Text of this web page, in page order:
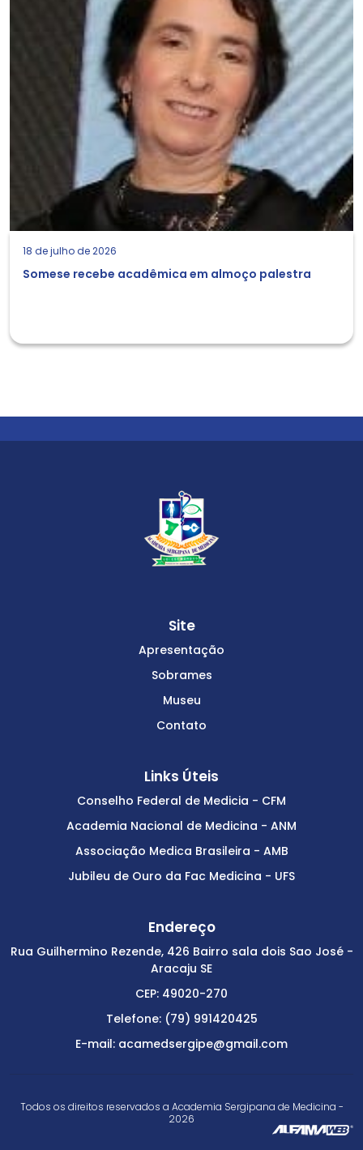
18 de julho de 2026
Somese recebe acadêmica em almoço palestra
Site
Apresentação
Sobrames
Museu
Contato
Links Úteis
Conselho Federal de Medicia - CFM
Academia Nacional de Medicina - ANM
Associação Medica Brasileira - AMB
Jubileu de Ouro da Fac Medicina - UFS
Endereço
Rua Guilhermino Rezende, 426 Bairro sala dois Sao José -
Aracaju SE
CEP: 49020-270
Telefone: (79) 991420425
E-mail: acamedsergipe@gmail.com
Todos os direitos reservados a Academia Sergipana de Medicina -
2026